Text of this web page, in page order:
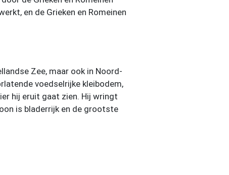
en de Grieken en Romeinen
Zee, maar ook in Noord-
voedselrijke kleibodem,
hij eruit gaat zien. Hij wringt
is bladerrijk en de grootste